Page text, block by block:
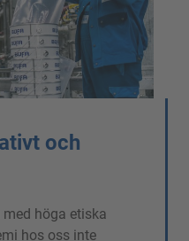
och
höga etiska
hos oss inte